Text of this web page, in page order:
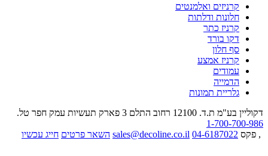
קרניזים ואלמנטים
חלונות ודלתות
קרניז כתר
דקו בורד
סף חלון
קרניז אמצע
עמודים
הדמייה
גלריית תמונות
דקוליין בע"מ ת.ד. 12100 רחוב התלם 3 פארק תעשיות עמק חפר
טל.
1-700-700-986
, פקס 04-6187022
sales@decoline.co.il השאר פרטים חייג עכשיו